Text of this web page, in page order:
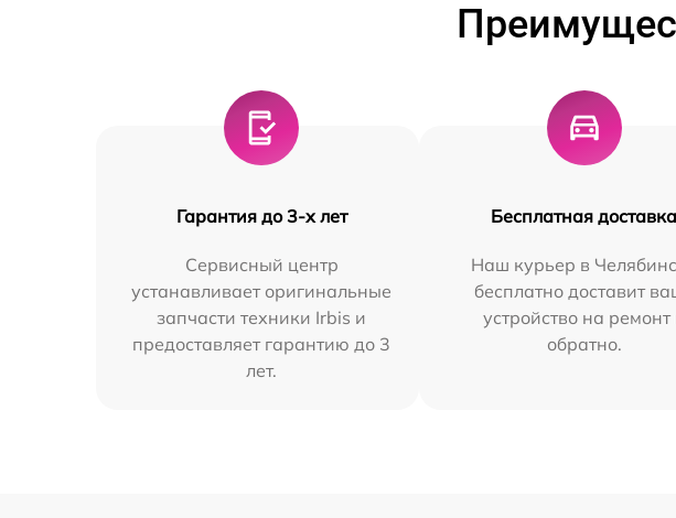
Гарантия до 3-х лет
Сервисный центр
устанавливает оригинальные
запчасти техники Irbis и
предоставляет гарантию до 3
лет.
Бесплатная доставка
Наш курьер в
бесплатно доставит
устройство на ремонт
обратно.